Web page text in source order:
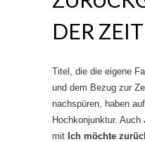
DER ZEIT
Titel, die die eigene
und dem Bezug zur
nachspüren, haben
Hochkonjunktur. Auch
mit Ich möchte